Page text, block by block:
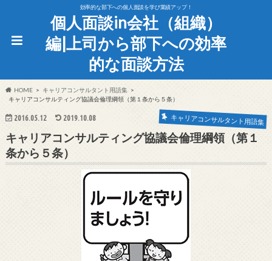
効率的な部下への個人面談を学び業績アップ！
個人面談in会社（組織）
編|上司から部下への効率
的な面談方法
HOME
キャリアコンサルタント用語集
キャリアコンサルティング協議会倫理綱領（第１条から５条）
2016.05.12 2019.10.08 キャリアコンサルタント用語集
キャリアコンサルティング協議会倫理綱領（第１
条から５条）